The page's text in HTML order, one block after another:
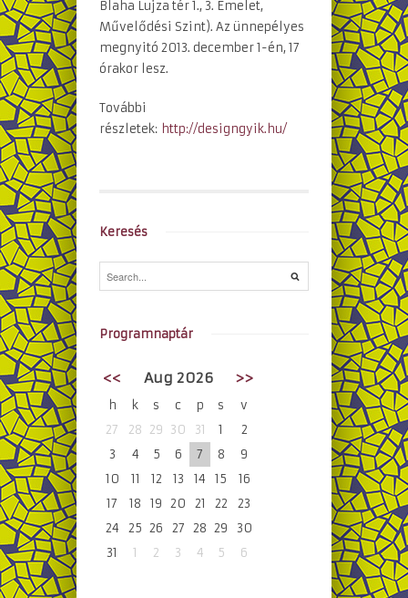
Blaha Lujza tér 1., 3. Emelet,
Művelődési Szint). Az ünnepélyes
megnyitó 2013. december 1-én, 17
órakor lesz.
További
részletek: http://designgyik.hu/
Keresés
Programnaptár
<< Aug 2026 >>
h k s c p s
v
27
28 29 30 31 1
2
3
4 5 6 7 8
9
10
11 12 13 14 15
16
17
18 19 20 21 22
23
24
25 26 27 28 29
30
31
1 2 3 4 5 6